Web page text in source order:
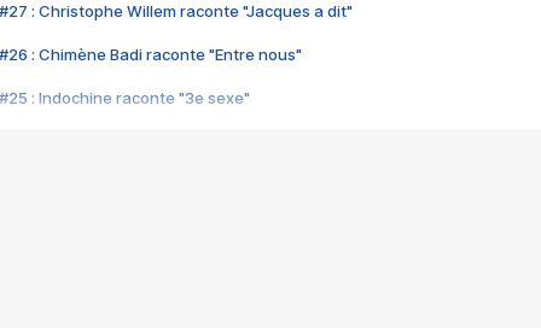
#27 : Christophe Willem raconte "Jacques a dit"
#26 : Chimène Badi raconte "Entre nous"
#25 : Indochine raconte "3e sexe"